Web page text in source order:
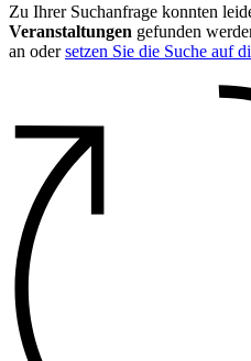
Zu Ihrer Suchanfrage konnten
Veranstaltungen gefunden
an odersetzen Sie die Suche auf